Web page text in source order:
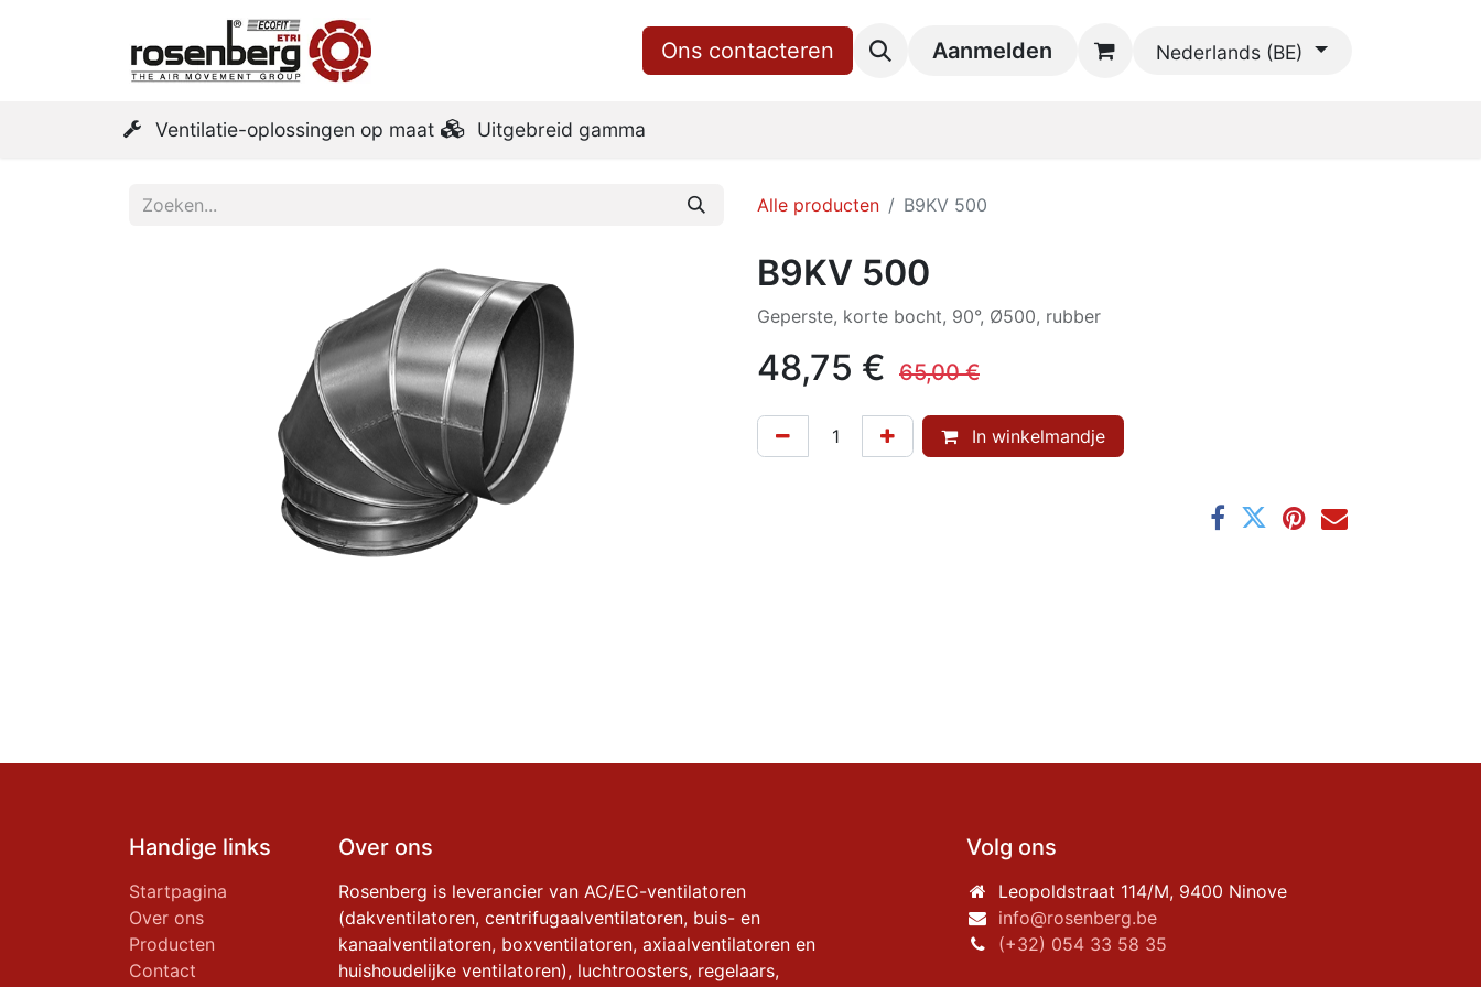
Over ons RoVent10 Online Downloads Contact
Ons contacteren Aanmelden Nederlands (BE)
Ventilatie-oplossingen op maat Uitgebreid gamma
Alle producten B9KV 500
B9KV 500
Geperste, korte bocht, 90°, Ø500, rubber
48,75 € 65,00€
In winkelmandje
Handige links
Startpagina
Over ons
Producten
Contact
Over ons
Rosenberg is leverancier van AC/EC-ventilatoren
(dakventilatoren, centrifugaalventilatoren, buis- en
kanaalventilatoren, boxventilatoren, axiaalventilatoren en
huishoudelijke ventilatoren), luchtroosters, regelaars,
Volg ons
Leopoldstraat 114/M, 9400 Ninove
info@rosenberg.be
(+32) 054 33 58 35